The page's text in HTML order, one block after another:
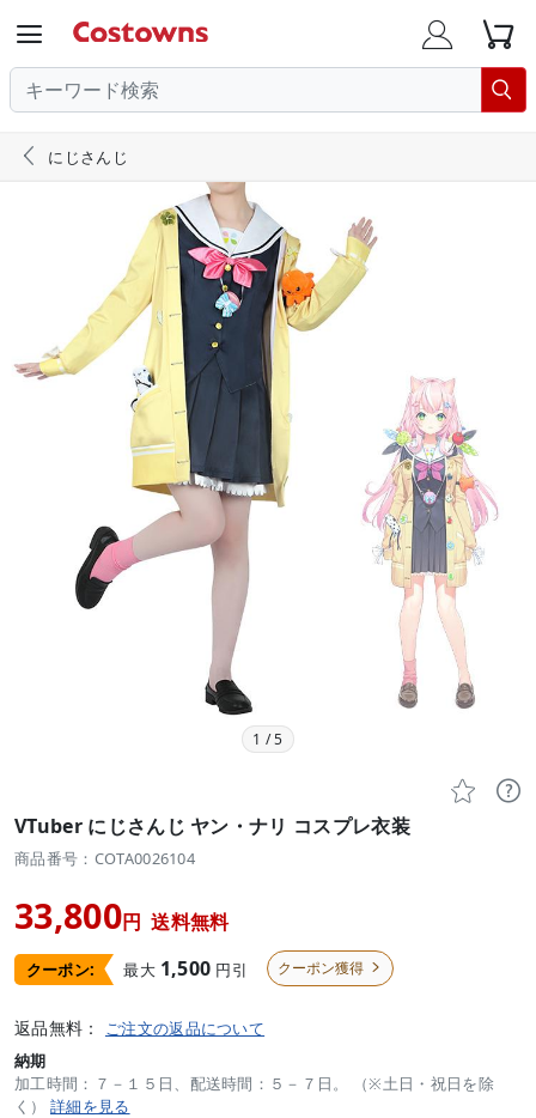
  

 にじさんじ
1 /5
 
VTuber にじさんじ ヤン・ナリ コスプレ衣装
商品番号：COTA0026104
33,800円 送料無料
クーポン: 最大 1,500 円引 クーポン獲得 
返品無料： ご注文の返品について
納期
加工時間：７－１５日、配送時間：５－７日。 （※土日・祝日を除
く） 詳細を見る